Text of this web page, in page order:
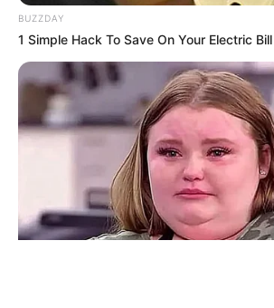
ΤΑΥΤΟΤΗΤΑ ΚΑΙ ΕΠΙΚΟΙΝΩΝΙΑ
© 2025 EVIANEWS του Γιώργου
BUZZDAY
1 Simple Hack To Save On Your Electric